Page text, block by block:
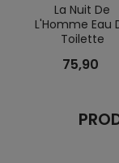
La Nuit De
L'Homme Eau
Toilette
75,90